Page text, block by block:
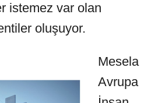
istemez var olan
oluşuyor.
Mesela
Avrupa